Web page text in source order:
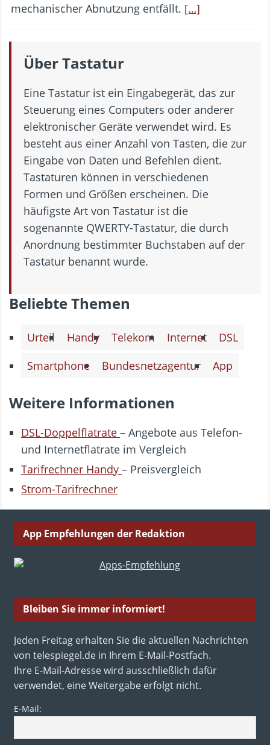
mechanischer Abnutzung entfällt. […]
Über Tastatur
Eine Tastatur ist ein Eingabegerät, das zur
Steuerung eines Computers oder anderer
elektronischer Geräte verwendet wird. Es
besteht aus einer Anzahl von Tasten, die zur
Eingabe von Daten und Befehlen dient.
Tastaturen können in verschiedenen
Formen und Größen erscheinen. Die
häufigste Art von Tastatur ist die
sogenannte QWERTY-Tastatur, die durch
Anordnung bestimmter Buchstaben auf der
Tastatur benannt wurde.
Beliebte Themen
Urteil Handy Telekom Internet
DSL
Smartphone
Bundesnetzagentur App
Weitere Informationen
DSL-Doppelflatrate – Angebote aus Telefon-
und Internetflatrate im Vergleich
Tarifrechner Handy – Preisvergleich
Strom-Tarifrechner
App Empfehlungen der Redaktion
Bleiben Sie immer informiert!
Jeden Freitag erhalten Sie die aktuellen Nachrichten
von telespiegel.de in Ihrem E-Mail-Postfach.
Ihre E-Mail-Adresse wird ausschließlich dafür
verwendet, eine Weitergabe erfolgt nicht.
E-Mail: